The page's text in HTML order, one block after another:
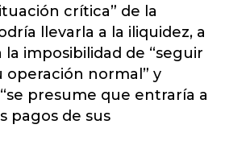
crítica” de la
llevarla a la iliquidez, a
la imposibilidad de “seguir
operación normal” y
presume que entraría a
pagos de sus